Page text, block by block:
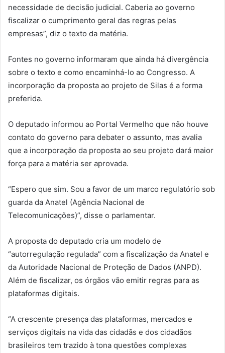
necessidade de decisão judicial. Caberia ao governo
fiscalizar o cumprimento geral das regras pelas
empresas”, diz o texto da matéria.
Fontes no governo informaram que ainda há divergência
sobre o texto e como encaminhá-lo ao Congresso. A
incorporação da proposta ao projeto de Silas é a forma
preferida.
O deputado informou ao Portal Vermelho que não houve
contato do governo para debater o assunto, mas avalia
que a incorporação da proposta ao seu projeto dará maior
força para a matéria ser aprovada.
“Espero que sim. Sou a favor de um marco regulatório sob
guarda da Anatel (Agência Nacional de
Telecomunicações)”, disse o parlamentar.
A proposta do deputado cria um modelo de
“autorregulação regulada” com a fiscalização da Anatel e
da Autoridade Nacional de Proteção de Dados (ANPD).
Além de fiscalizar, os órgãos vão emitir regras para as
plataformas digitais.
“A crescente presença das plataformas, mercados e
serviços digitais na vida das cidadãs e dos cidadãos
brasileiros tem trazido à tona questões complexas